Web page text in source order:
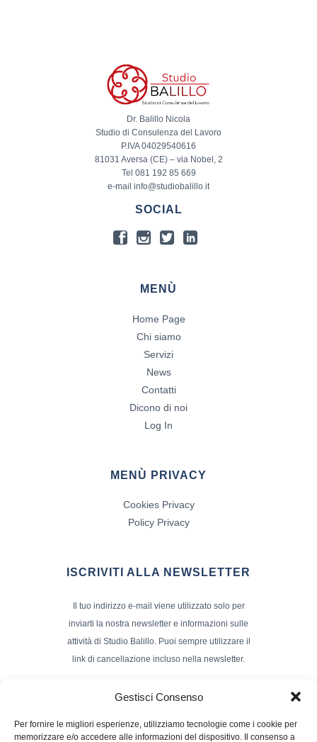
Gestisci Consenso
Per fornire le migliori esperienze, utilizziamo tecnologie come i cookie per
memorizzare e/o accedere alle informazioni del dispositivo. Il consenso a
Dr. Balillo Nicola
Studio di Consulenza del Lavoro
P.IVA 04029540616
81031 Aversa (CE) – via Nobel, 2
Tel 081 192 85 669
e-mail info@studiobalillo.it
SOCIAL
MENÙ
Home Page
Chi siamo
Servizi
News
Contatti
Dicono di noi
Log In
MENÙ PRIVACY
Cookies Privacy
Policy Privacy
ISCRIVITI ALLA NEWSLETTER
Il tuo indirizzo e-mail viene utilizzato solo per
inviarti la nostra newsletter e informazioni sulle
attività di Studio Balillo. Puoi sempre utilizzare il
link di cancellazione incluso nella newsletter.
Nome e Cognome